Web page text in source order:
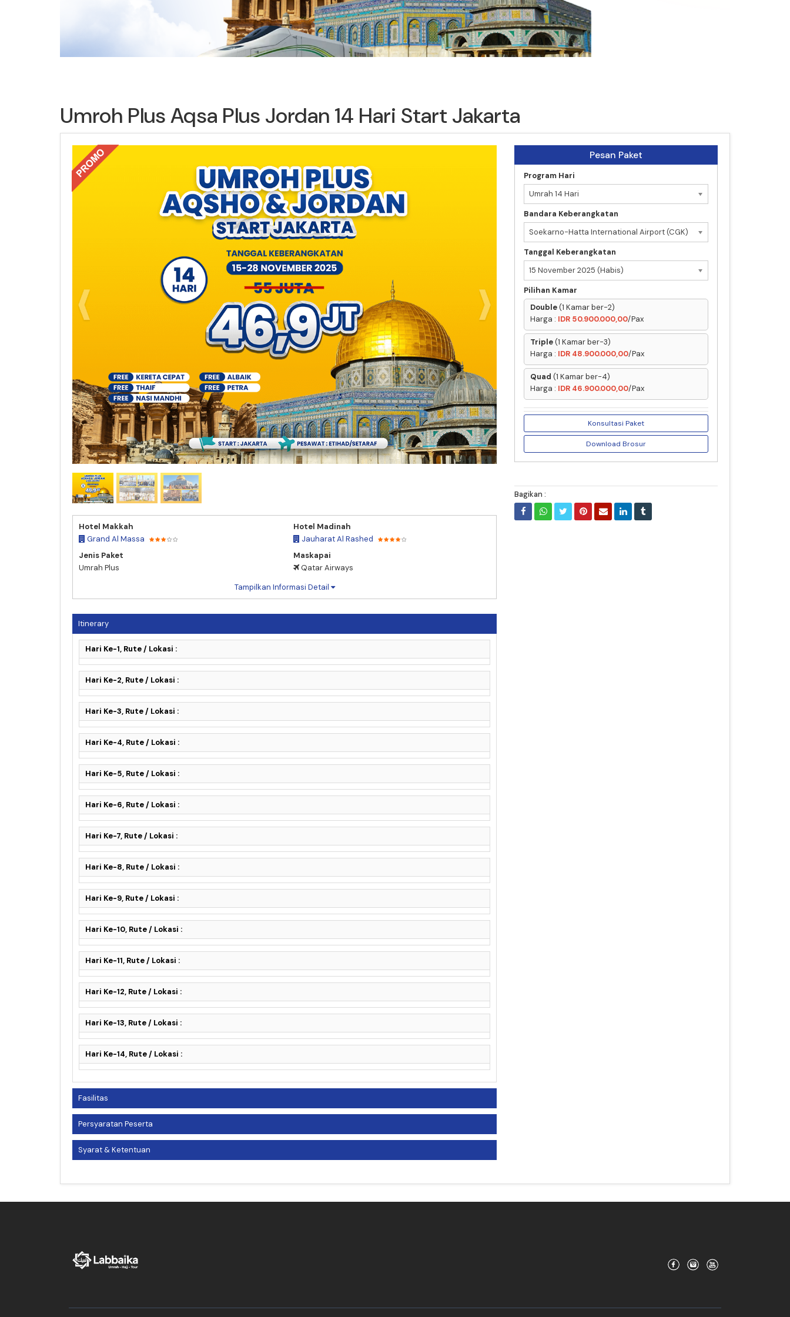
Umroh Plus Aqsa Plus Jordan 14 Hari Start Jakarta
Foto Add
Hotel Makkah
Grand Al Massa
Hotel Madinah
Jauharat Al Rashed
Jenis Paket
Umrah Plus
Maskapai
Qatar Airways
Tampilkan Informasi Detail
Itinerary
Hari Ke-1, Rute / Lokasi :
Hari Ke-2, Rute / Lokasi :
Hari Ke-3, Rute / Lokasi :
Hari Ke-4, Rute / Lokasi :
Hari Ke-5, Rute / Lokasi :
Hari Ke-6, Rute / Lokasi :
Hari Ke-7, Rute / Lokasi :
Hari Ke-8, Rute / Lokasi :
Hari Ke-9, Rute / Lokasi :
Hari Ke-10, Rute / Lokasi :
Hari Ke-11, Rute / Lokasi :
Hari Ke-12, Rute / Lokasi :
Hari Ke-13, Rute / Lokasi :
Hari Ke-14, Rute / Lokasi :
Fasilitas
Persyaratan Peserta
Syarat & Ketentuan
Pesan Paket
Program Hari
Umrah 14 Hari
Bandara Keberangkatan
Soekarno-Hatta International Airport (CGK)
Tanggal Keberangkatan
15 November 2025 (Habis)
Pilihan Kamar
Double(1 Kamar ber-2)
Harga : IDR 50.900.000,00/Pax
Triple(1 Kamar ber-3)
Harga : IDR 48.900.000,00/Pax
Quad (1 Kamar ber-4)
Harga : IDR 46.900.000,00/Pax
Konsultasi Paket
Download Brosur
Bagikan :